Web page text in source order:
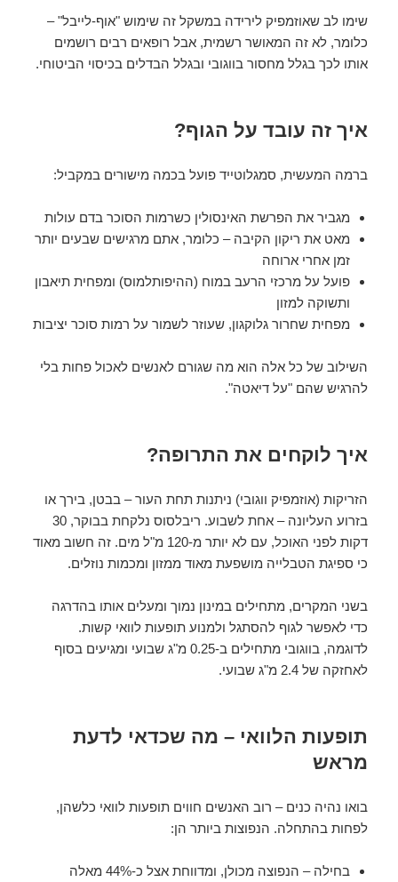
שימו לב שאוזמפיק לירידה במשקל זה שימוש "אוף-לייבל" –
כלומר, לא זה המאושר רשמית, אבל רופאים רבים רושמים
אותו לכך בגלל מחסור בווגובי ובגלל הבדלים בכיסוי הביטוחי.
איך זה עובד על הגוף?
ברמה המעשית, סמגלוטייד פועל בכמה מישורים במקביל:
מגביר את הפרשת האינסולין כשרמות הסוכר בדם עולות
מאט את ריקון הקיבה – כלומר, אתם מרגישים שבעים יותר
זמן אחרי ארוחה
פועל על מרכזי הרעב במוח (ההיפותלמוס) ומפחית תיאבון
ותשוקה למזון
מפחית שחרור גלוקגון, שעוזר לשמור על רמות סוכר יציבות
השילוב של כל אלה הוא מה שגורם לאנשים לאכול פחות בלי
להרגיש שהם "על דיאטה".
איך לוקחים את התרופה?
הזריקות (אוזמפיק ווגובי) ניתנות תחת העור – בבטן, בירך או
בזרוע העליונה – אחת לשבוע. ריבלסוס נלקחת בבוקר, 30
דקות לפני האוכל, עם לא יותר מ-120 מ"ל מים. זה חשוב מאוד
כי ספיגת הטבלייה מושפעת מאוד ממזון ומכמות נוזלים.
בשני המקרים, מתחילים במינון נמוך ומעלים אותו בהדרגה
כדי לאפשר לגוף להסתגל ולמנוע תופעות לוואי קשות.
לדוגמה, בווגובי מתחילים ב-0.25 מ"ג שבועי ומגיעים בסוף
לאחזקה של 2.4 מ"ג שבועי.
תופעות הלוואי – מה שכדאי לדעת
מראש
בואו נהיה כנים – רוב האנשים חווים תופעות לוואי כלשהן,
לפחות בהתחלה. הנפוצות ביותר הן:
בחילה – הנפוצה מכולן, ומדווחת אצל כ-44% מאלה